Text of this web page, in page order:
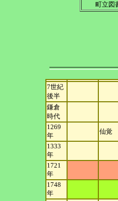
町立図
7世紀
後半
鎌倉
時代
1269
年
仙覚
1333
年
1721
年
1748
年